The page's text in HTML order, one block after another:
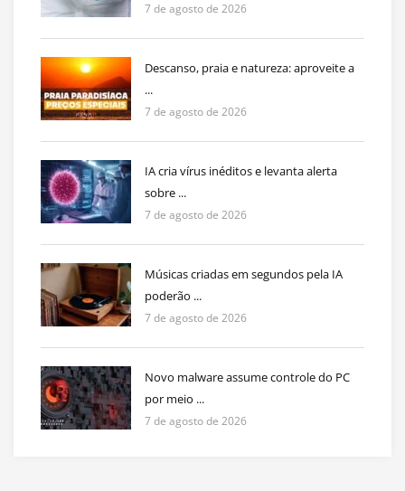
7 de agosto de 2026
Descanso, praia e natureza: aproveite a
...
7 de agosto de 2026
IA cria vírus inéditos e levanta alerta
sobre ...
7 de agosto de 2026
Músicas criadas em segundos pela IA
poderão ...
7 de agosto de 2026
Novo malware assume controle do PC
por meio ...
7 de agosto de 2026